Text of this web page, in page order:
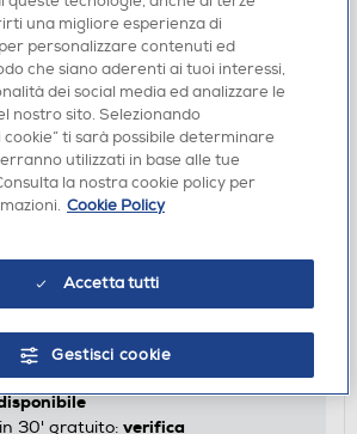
AGGIUNGI
E VENTILATORI
RHP5320B-Nero
30' gratuito: verifica
una migliore esperienza di
personalizzare contenuti ed
che siano aderenti ai tuoi interessi,
dei social media ed analizzare le
nostro sito. Selezionando
cookie” ti sarà possibile determinare
utilizzati in base alle tue
la nostra cookie policy per
Cookie Policy
Accetta tutti
Gestisci cookie